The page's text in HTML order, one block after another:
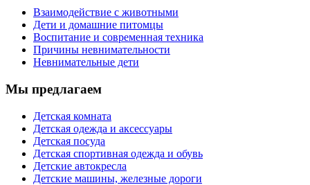
Взаимодействие с животными
Дети и домашние питомцы
Воспитание и современная техника
Причины невнимательности
Невнимательные дети
Мы предлагаем
Детская комната
Детская одежда и аксессуары
Детская посуда
Детская спортивная одежда и обувь
Детские автокресла
Детские машины, железные дороги